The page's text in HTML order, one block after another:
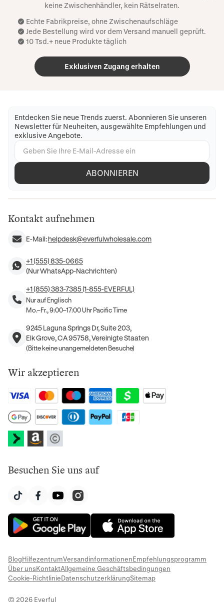
keine Zwischenhändler, kein Rätselraten.
Echte Fabrikpreise, ohne Zwischenaufschläge
Jede Bestellung wird vor dem Versand manuell geprüft.
10 Tsd.+ neue Produkte täglich
Exklusiven Zugang erhalten
Entdecken Sie neue Trends zuerst. Abonnieren Sie unseren
Newsletter für Neuheiten, ausgewählte Empfehlungen und
exklusive Angebote.
ABONNIEREN
Kontakt aufnehmen
E-Mail:helpdesk@everfulwholesale.com
+1 (555) 835-0665
(Nur WhatsApp-Nachrichten)
+1 (855) 383-7385 (1-855-EVERFUL)
Nur auf Englisch
Mo.–Fr., 9:00–17:00 Uhr Pacific Time
9245 Laguna Springs Dr, Suite 203,
Elk Grove, CA 95758, Vereinigte Staaten
(Bitte keine unangemeldeten Besuche)
Wir akzeptieren
Besuchen Sie uns auf
BlogHilfezentrumVersandinformationenEmpfehlungsprogramm
Über unsKontaktAllgemeine Geschäftsbedingungen
Cookie-RichtlinieDatenschutzerklärungSitemap
© 2026 Everful